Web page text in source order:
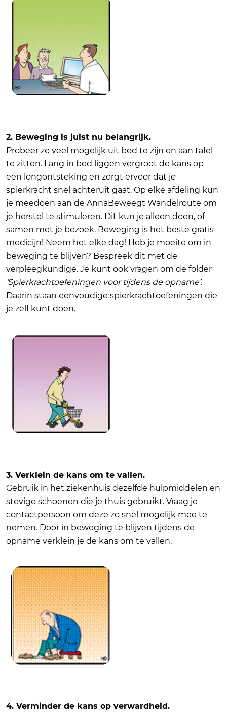
2. Beweging is juist nu belangrijk.
Probeer zo veel mogelijk uit bed te zijn en aan tafel
te zitten. Lang in bed liggen vergroot de kans op
een longontsteking en zorgt ervoor dat je
spierkracht snel achteruit gaat. Op elke afdeling kun
je meedoen aan de AnnaBeweegt Wandelroute om
je herstel te stimuleren. Dit kun je alleen doen, of
samen met je bezoek. Beweging is het beste gratis
medicijn! Neem het elke dag! Heb je moeite om in
beweging te blijven? Bespreek dit met de
verpleegkundige. Je kunt ook vragen om de folder
‘Spierkrachtoefeningen voor tijdens de opname’.
Daarin staan eenvoudige spierkrachtoefeningen die
je zelf kunt doen.
3. Verklein de kans om te vallen.
Gebruik in het ziekenhuis dezelfde hulpmiddelen en
stevige schoenen die je thuis gebruikt. Vraag je
contactpersoon om deze zo snel mogelijk mee te
nemen. Door in beweging te blijven tijdens de
opname verklein je de kans om te vallen.
4. Verminder de kans op verwardheid.